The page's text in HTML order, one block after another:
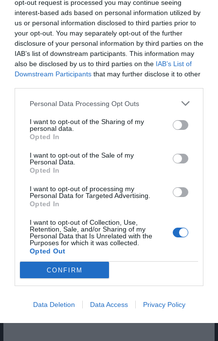
opt-out request is processed you may continue seeing
interest-based ads based on personal information utilized by
us or personal information disclosed to third parties prior to
your opt-out. You may separately opt-out of the further
disclosure of your personal information by third parties on the
IAB’s list of downstream participants. This information may
also be disclosed by us to third parties on the IAB’s List of
Downstream Participants that may further disclose it to other
Personal Data Processing Opt Outs
I want to opt-out of the Sharing of my
personal data.
Opted In
I want to opt-out of the Sale of my
Personal Data.
Opted In
I want to opt-out of processing my
Personal Data for Targeted Advertising.
Opted In
I want to opt-out of Collection, Use,
Retention, Sale, and/or Sharing of my
Personal Data that Is Unrelated with the
Purposes for which it was collected.
Opted Out
CONFIRM
Data Deletion Data Access Privacy Policy
Cine Estreias HD